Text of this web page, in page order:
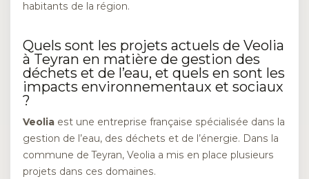
habitants de la région.
Quels sont les projets actuels de Veolia
à Teyran en matière de gestion des
déchets et de l’eau, et quels en sont les
impacts environnementaux et sociaux
?
Veolia est une entreprise française spécialisée dans la
gestion de l’eau, des déchets et de l’énergie. Dans la
commune de Teyran, Veolia a mis en place plusieurs
projets dans ces domaines.